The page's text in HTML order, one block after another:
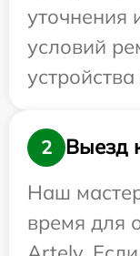
уточнения
условий
2
Выезд
Наш
время для